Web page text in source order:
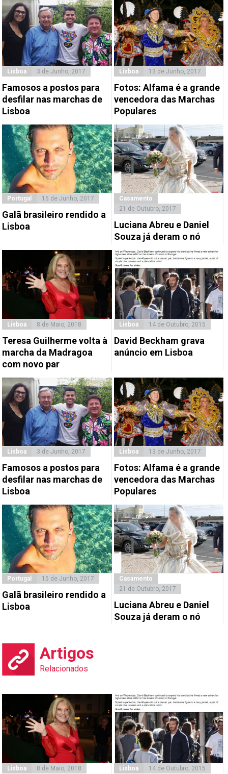
Lisboa 3 de Junho, 2017
Famosos a postos para
desfilar nas marchas de
Lisboa
Lisboa 13 de Junho, 2017
Fotos: Alfama é a grande
vencedora das Marchas
Populares
Portugal 15 de Junho, 2017
Galã brasileiro rendido a
Lisboa
Casamento
21 de Outubro, 2017
Luciana Abreu e Daniel
Souza já deram o nó
Lisboa 8 de Maio, 2018
Teresa Guilherme volta à
marcha da Madragoa
com novo par
Lisboa 14 de Outubro, 2015
David Beckham grava
anúncio em Lisboa
Lisboa 3 de Junho, 2017
Famosos a postos para
desfilar nas marchas de
Lisboa
Lisboa 13 de Junho, 2017
Fotos: Alfama é a grande
vencedora das Marchas
Populares
Portugal 15 de Junho, 2017
Galã brasileiro rendido a
Lisboa
Casamento
21 de Outubro, 2017
Luciana Abreu e Daniel
Souza já deram o nó
Artigos
Relacionados
Lisboa 8 de Maio, 2018 Lisboa 14 de Outubro, 2015